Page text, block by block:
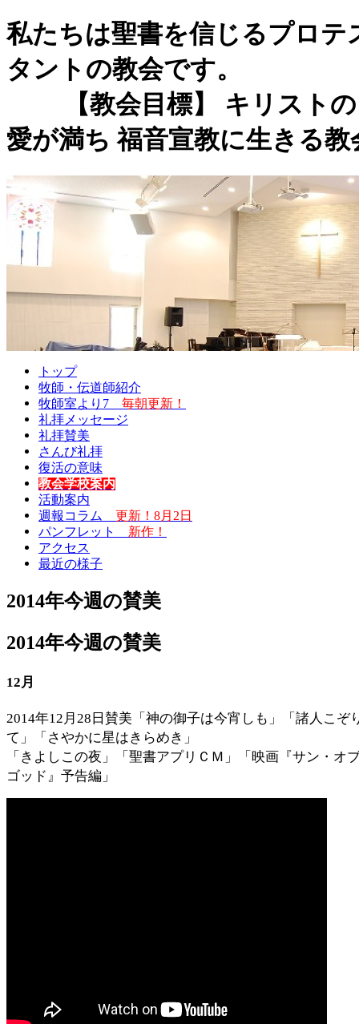
私たちは聖書を信じるプロテ
タントの教会です
【教会目標】 キリストの
愛が満ち 福音宣教に生きる教
トップ
牧師・伝道師紹介
牧師室より7 毎朝更新！
礼拝メッセージ
礼拝賛美
さんび礼拝
復活の意味
教会学校案内
活動案内
週報コラム 更新！8月2日
パンフレット 新作！
アクセス
最近の様子
2014年今週の賛美
2014年今週の賛美
12月
2014年12月28日賛美「神の御子は今宵しも」「諸人こぞ
て」「さやかに星はきらめき」
「きよしこの夜」「聖書アプリＣＭ」「映画『サン・オ
ゴッド』予告編」